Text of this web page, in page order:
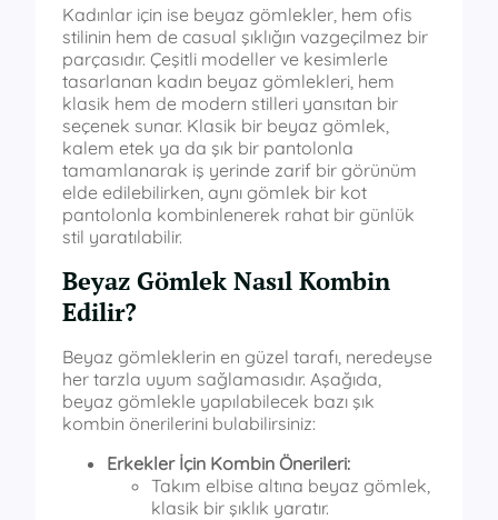
Kadınlar için ise beyaz gömlekler, hem ofis
stilinin hem de casual şıklığın vazgeçilmez bir
parçasıdır. Çeşitli modeller ve kesimlerle
tasarlanan kadın beyaz gömlekleri, hem
klasik hem de modern stilleri yansıtan bir
seçenek sunar. Klasik bir beyaz gömlek,
kalem etek ya da şık bir pantolonla
tamamlanarak iş yerinde zarif bir görünüm
elde edilebilirken, aynı gömlek bir kot
pantolonla kombinlenerek rahat bir günlük
stil yaratılabilir.
Beyaz Gömlek Nasıl Kombin
Edilir?
Beyaz gömleklerin en güzel tarafı, neredeyse
her tarzla uyum sağlamasıdır. Aşağıda,
beyaz gömlekle yapılabilecek bazı şık
kombin önerilerini bulabilirsiniz:
Erkekler İçin Kombin Önerileri:
Takım elbise altına beyaz gömlek,
klasik bir şıklık yaratır.